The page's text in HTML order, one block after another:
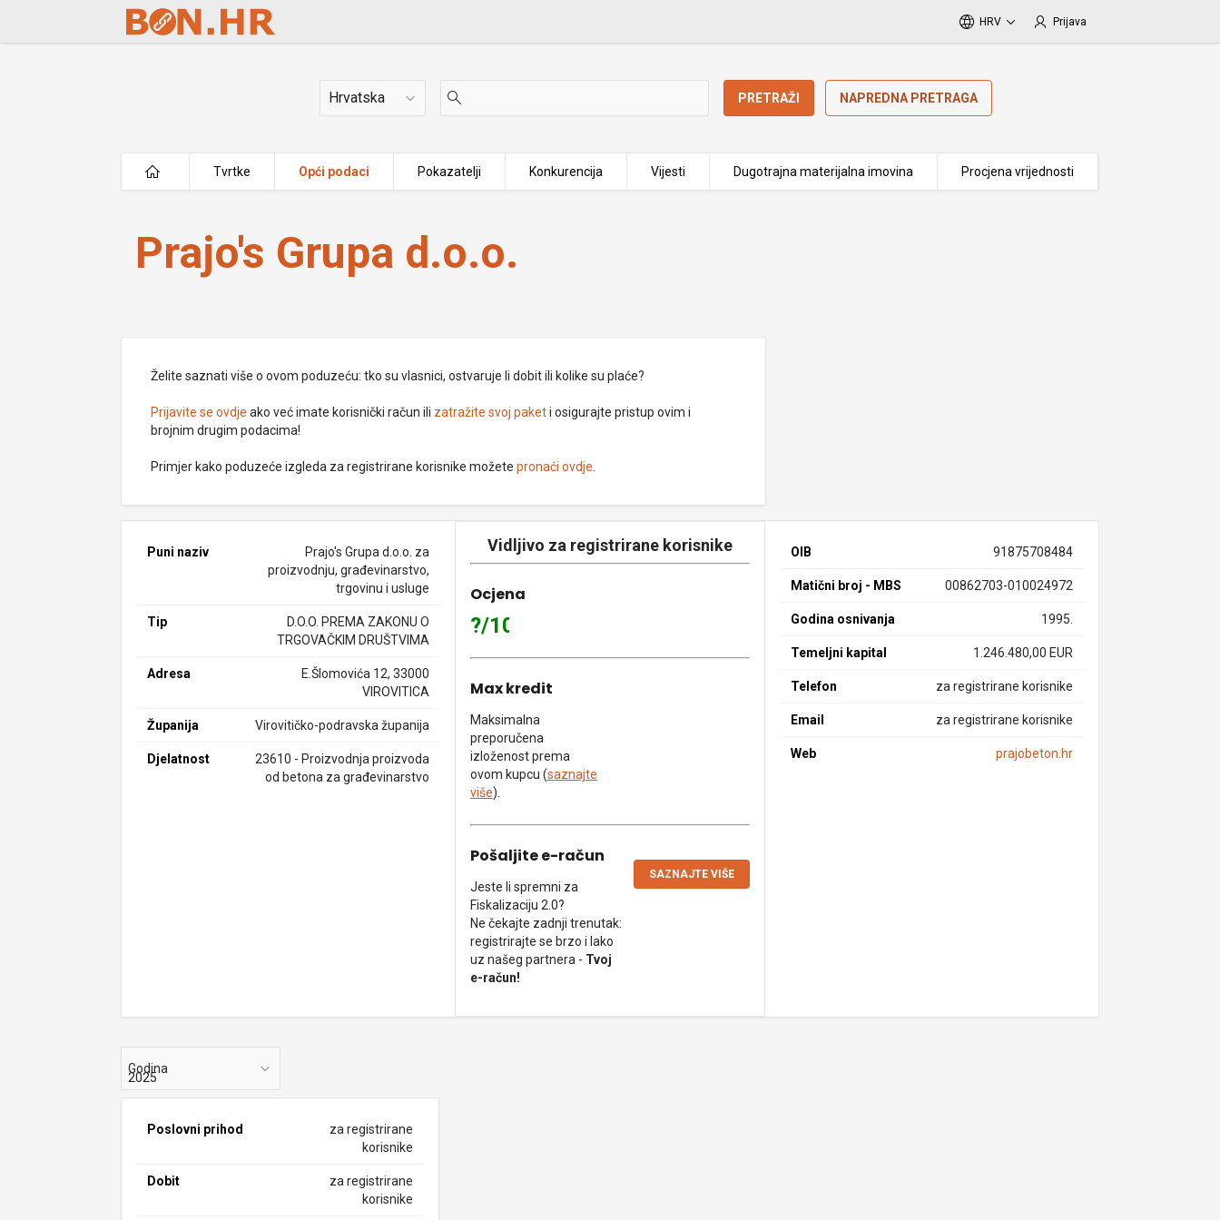
Skip to Main Content
HRV Prijava
Država PRETRAŽI NAPREDNA PRETRAGA
Tvrtke Opći podaci Pokazatelji Konkurencija Vijesti Dugotrajna materijalna imovina Procjena vrijednosti
Prajo's Grupa d.o.o.
Prajo's Grupa d.o.o.
Želite saznati više o ovom poduzeću: tko su vlasnici, ostvaruje li dobit ili kolike su plaće?
Prijavite se ovdje ako već imate korisnički račun ili zatražite svoj paketi osigurajte pristup ovim i
brojnim drugim podacima!
Primjer kako poduzeće izgleda za registrirane korisnike možetepronaći ovdje
Puni naziv
Prajo's Grupa d.o.o. za
proizvodnju, građevinarstvo,
trgovinu i usluge
Tip
D.O.O. PREMA ZAKONU O
TRGOVAČKIM DRUŠTVIMA
Adresa
E.Šlomovića 12, 33000
VIROVITICA
Županija Virovitičko-podravska županija
Djelatnost
23610 - Proizvodnja proizvoda
od betona za građevinarstvo
Vidljivo za registrirane korisnike
Ocjena
?/10
Max kredit
Maksimalna
preporučena
izloženost prema
ovom kupcu (saznajte
više).
Pošaljite e-račun
Jeste li spremni za
Fiskalizaciju 2.0?
Ne čekajte zadnji trenutak:
registrirajte se brzo i lako
uz našeg partnera - Tvoj
e-račun!
SAZNAJTE VIŠE
OIB 91875708484
Matični broj - MBS 00862703-010024972
Godina osnivanja 1995.
Temeljni kapital 1.246.480,00 EUR
Telefon za registrirane korisnike
Email za registrirane korisnike
Web prajobeton.hr
Godina
Poslovni prihod
za registrirane
korisnike
Dobit
za registrirane
korisnike